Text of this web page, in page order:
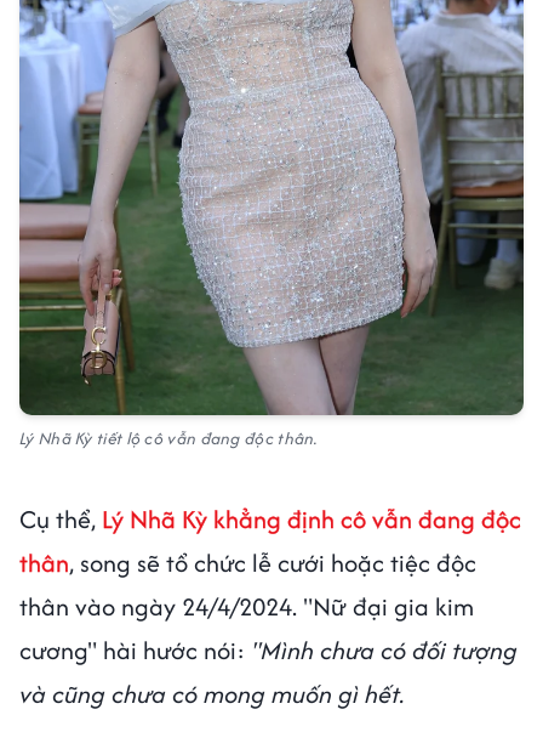
Lý Nhã Kỳ tiết lộ cô vẫn đang độc thân.
Cụ thể, Lý Nhã Kỳ khẳng định cô vẫn đang độc
thân, song sẽ tổ chức lễ cưới hoặc tiệc độc
thân vào ngày 24/4/2024. "Nữ đại gia kim
cương" hài hước nói: "Mình chưa có đối tượng
và cũng chưa có mong muốn gì hết.